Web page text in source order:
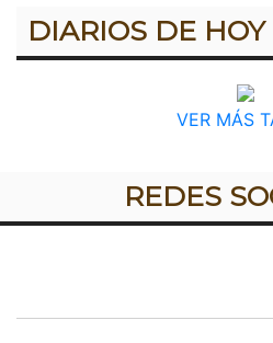
DIARIOS DE HOY
VER MÁS
REDES